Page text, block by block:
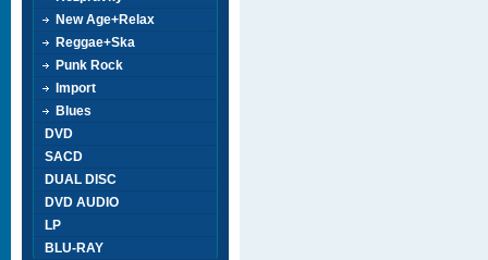
New Age+Relax
Reggae+Ska
Punk Rock
Import
Blues
DVD
SACD
DUAL DISC
DVD AUDIO
LP
BLU-RAY